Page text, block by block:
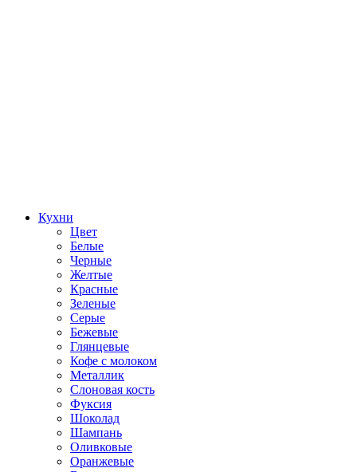
Кухни
Цвет
Белые
Черные
Желтые
Красные
Зеленые
Серые
Бежевые
Глянцевые
Кофе с молоком
Металлик
Слоновая кость
Фуксия
Шоколад
Шампань
Оливковые
Оранжевые